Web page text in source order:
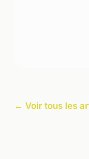
← Voir tous les